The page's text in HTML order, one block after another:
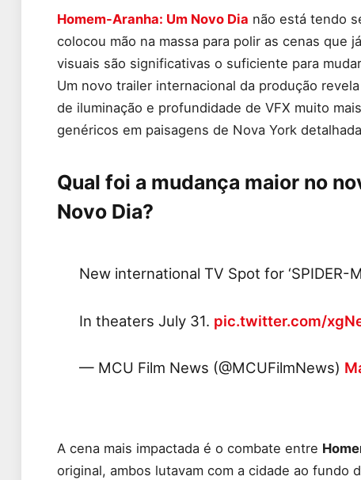
Homem-Aranha: Um Novo Dia não está tendo
colocou mão na massa para polir as cenas que
visuais são significativas o suficiente para
Um novo trailer internacional da produção
de iluminação e profundidade de VFX muito
genéricos em paisagens de Nova York
Qual foi a mudança maior no
Novo Dia?
New international TV Spot for ‘SPIDER-
In theaters July 31. pic.twitter.com/
— MCU Film News (@MCUFilmNews)
A cena mais impactada é o combate entre
original, ambos lutavam com a cidade ao